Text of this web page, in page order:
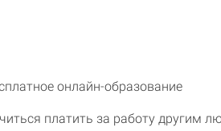
онлайн-образование
платить за работу другим